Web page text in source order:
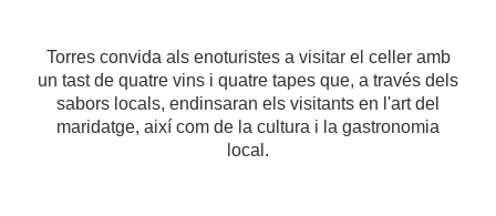
Torres convida als enoturistes a visitar el celler amb
un tast de quatre vins i quatre tapes que, a través dels
sabors locals, endinsaran els visitants en l'art del
maridatge, així com de la cultura i la gastronomia
local.